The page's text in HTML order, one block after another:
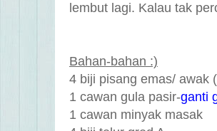
lembut lagi. Kalau tak
Bahan-bahan :)
4 biji pisang emas/ awak
1 cawan gula pasir-ganti
1 cawan minyak masak